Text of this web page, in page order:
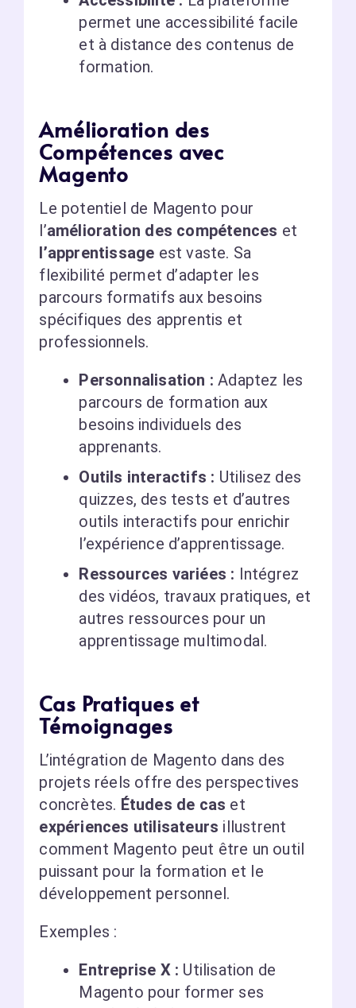
permet une accessibilité facile
et à distance des contenus de
formation.
Amélioration des
Compétences avec
Magento
Le potentiel de Magento pour
l’amélioration des compétences et
l’apprentissage est vaste. Sa
flexibilité permet d’adapter les
parcours formatifs aux besoins
spécifiques des apprentis et
professionnels.
Personnalisation : Adaptez les
parcours de formation aux
besoins individuels des
apprenants.
Outils interactifs : Utilisez des
quizzes, des tests et d’autres
outils interactifs pour enrichir
l’expérience d’apprentissage.
Ressources variées : Intégrez
des vidéos, travaux pratiques, et
autres ressources pour un
apprentissage multimodal.
Cas Pratiques et
Témoignages
L’intégration de Magento dans des
projets réels offre des perspectives
concrètes. Études de cas et
expériences utilisateurs illustrent
comment Magento peut être un outil
puissant pour la formation et le
développement personnel.
Exemples :
Entreprise X : Utilisation de
Magento pour former ses